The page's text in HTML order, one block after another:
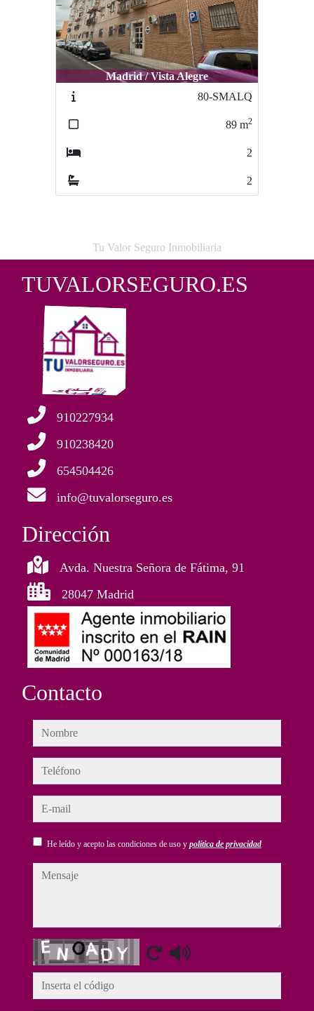
Madrid / Vista Alegre
80-SMALQ
89 m2
2
2
Tu Valor Seguro Inmobiliaria
TUVALORSEGURO.ES
910227934
910238420
654504426
info@tuvalorseguro.es
Dirección
Avda. Nuestra Señora de Fátima, 91
28047 Madrid
Contacto
nombre
teléfono
e-mail
He leído y acepto las condiciones de uso y política de privacidad
mensaje
Captcha